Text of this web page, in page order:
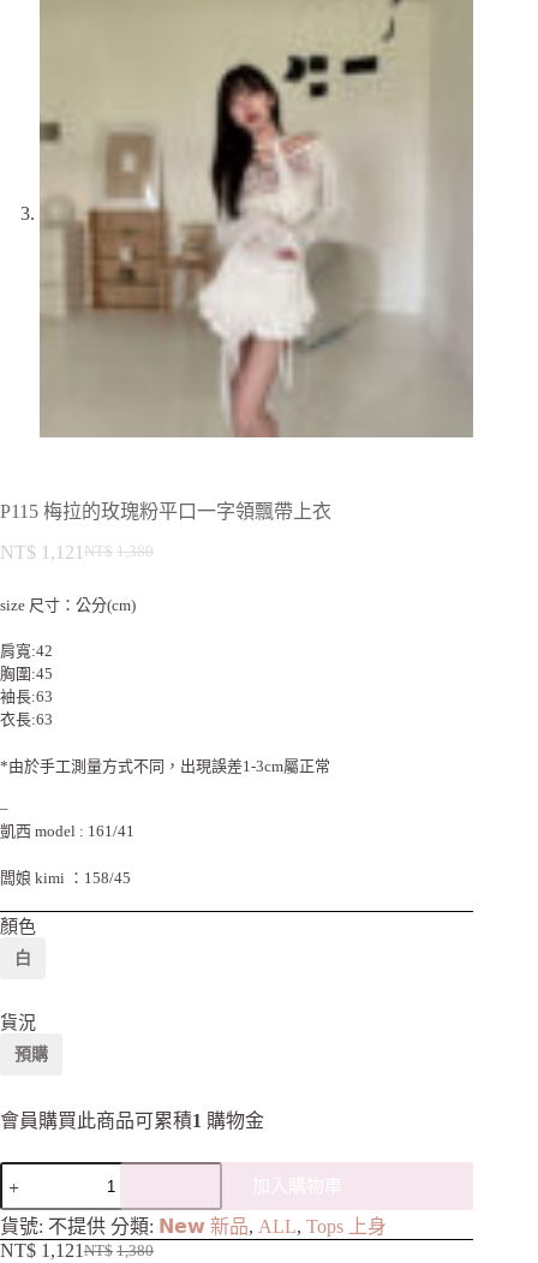
P115 梅拉的玫瑰粉平口一字領飄帶上衣
NT$ 1,380
NT$ 1,121
size 尺寸：公分(cm)
肩寬:42
胸圍:45
袖長:63
衣長:63
*由於手工測量方式不同，出現誤差1-3cm屬正常
–
凱西 model : 161/41
闆娘 kimi ：158/45
顏色
白
貨況
預購
會員購買此商品可累積1 購物金
加入購物車
A
l
貨號: 不提供 分類: 𝗡𝗲𝘄 新品, ALL, Tops 上身
NT$ 1,380
NT$ 1,121